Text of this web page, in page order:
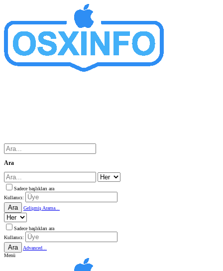
Ara
Sadece başlıkları ara
Kullanıcı:
Ara Gelişmiş Arama...
Sadece başlıkları ara
Kullanıcı:
Ara
Advanced...
Menü